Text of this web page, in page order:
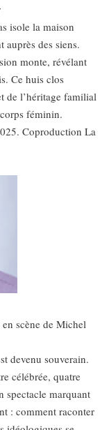
isole la maison
auprès des siens.
monte, révélant
Ce huis clos
de l’héritage familial
féminin.
Coproduction La
scène de Michel
devenu souverain.
célébrée, quatre
spectacle marquant
: comment raconter